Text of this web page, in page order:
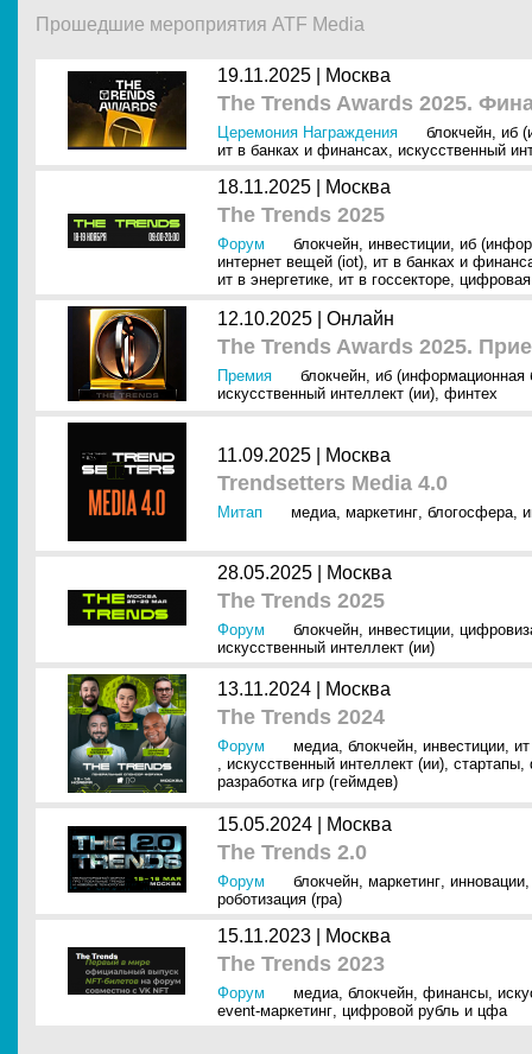
Прошедшие мероприятия ATF Media
19.11.2025 | Москва
The Trends Awards 2025.
Церемония Награждения блокчейн, иб
ит в банках и финансах, искусственный
18.11.2025 | Москва
The Trends 2025
Форум блокчейн, инвестиции, иб
интернет вещей (iot), ит в банках и
ит в энергетике, ит в госсекторе,
12.10.2025 | Онлайн
The Trends Awards 2025.
Премия блокчейн, иб (информационная
искусственный интеллект (ии), финтех
11.09.2025 | Москва
Trendsetters Media 4.0
Митап медиа, маркетинг, блогосфера,
28.05.2025 | Москва
The Trends 2025
Форум блокчейн, инвестиции,
искусственный интеллект (ии)
13.11.2024 | Москва
The Trends 2024
Форум медиа, блокчейн, инвестиции,
, искусственный интеллект (ии), стартапы,
разработка игр (геймдев)
15.05.2024 | Москва
The Trends 2.0
Форум блокчейн, маркетинг, инновации
роботизация (rpa)
15.11.2023 | Москва
The Trends 2023
Форум медиа, блокчейн, финансы,
event-маркетинг, цифровой рубль и цфа